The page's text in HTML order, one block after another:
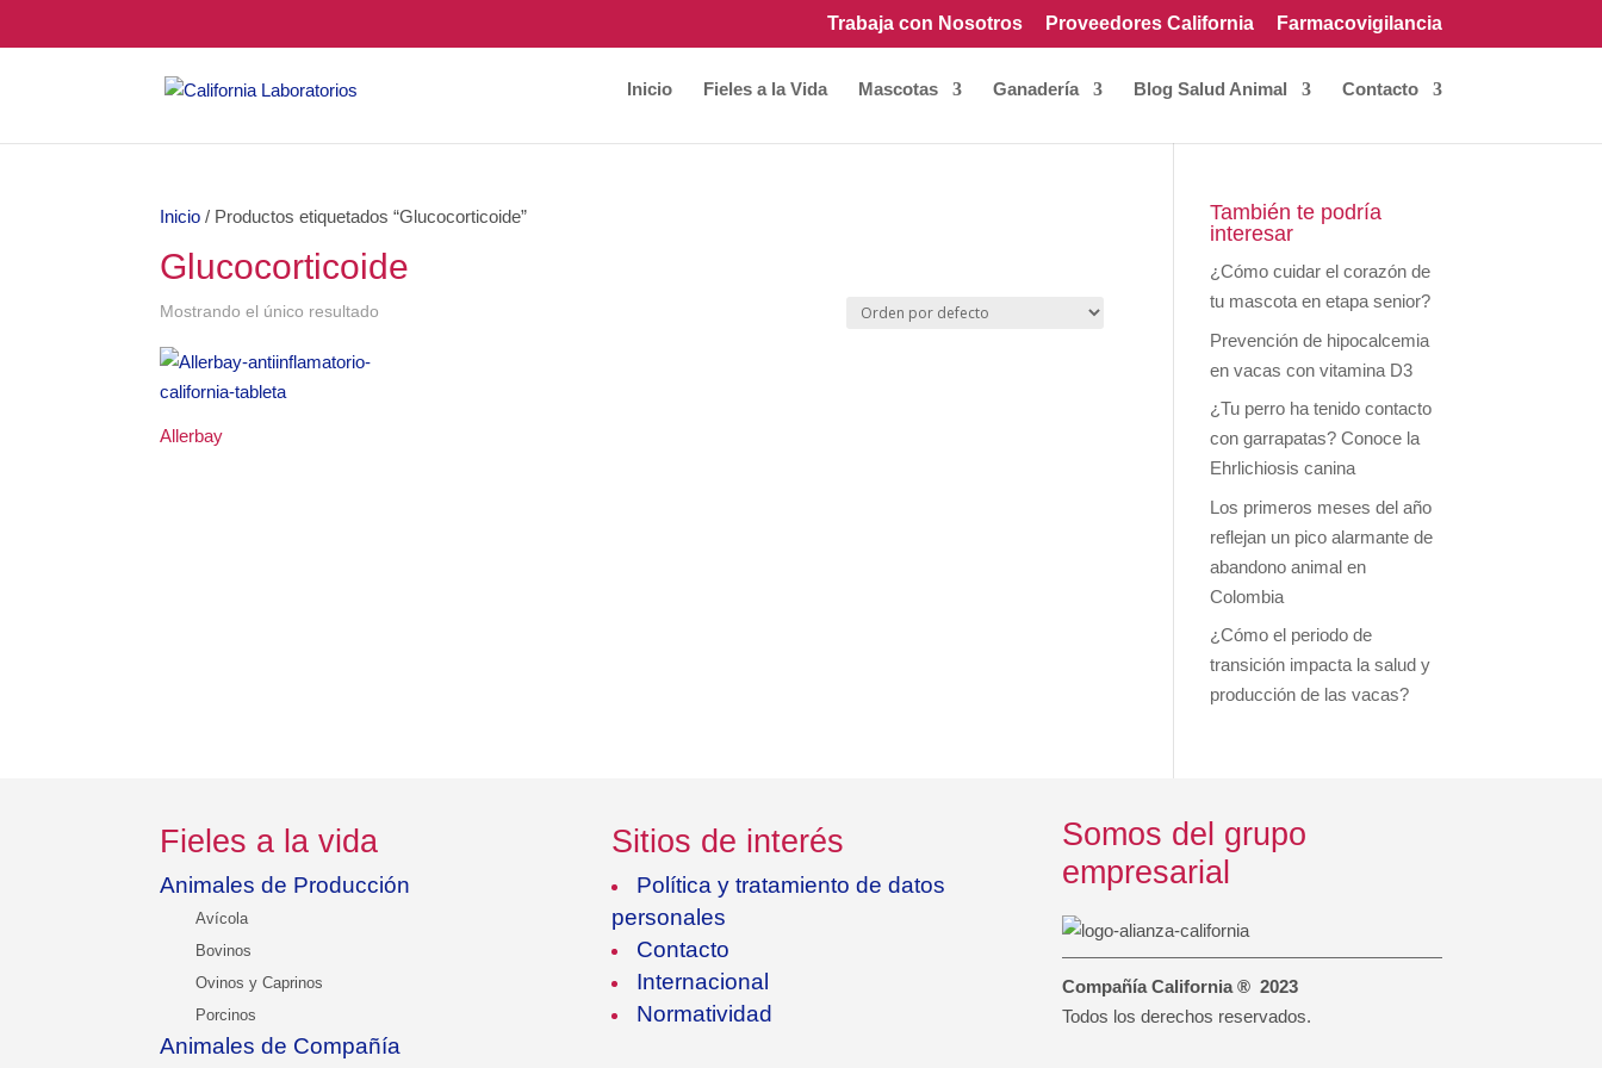
Trabaja con Nosotros Proveedores California Farmacovigilancia
Inicio Fieles a la Vida Mascotas Ganadería Blog Salud Animal Contacto
Inicio / Productos etiquetados “Glucocorticoide”
Glucocorticoide
Mostrando el único resultado
Allerbay
También te podría
interesar
¿Cómo cuidar el corazón de
tu mascota en etapa senior?
Prevención de hipocalcemia
en vacas con vitamina D3
¿Tu perro ha tenido contacto
con garrapatas? Conoce la
Ehrlichiosis canina
Los primeros meses del año
reflejan un pico alarmante de
abandono animal en
Colombia
¿Cómo el periodo de
transición impacta la salud y
producción de las vacas?
Fieles a la vida
Animales de Producción
Avícola
Bovinos
Ovinos y Caprinos
Porcinos
Animales de Compañía
Sitios de interés
Política y tratamiento de datos
personales
Contacto
Internacional
Normatividad
Somos del grupo
empresarial
Compañía California ® 2023
Todos los derechos reservados.